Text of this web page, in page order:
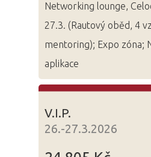
Networking lounge,
27.3. (Rautový oběd, 4
mentoring); Expo zóna;
aplikace
V.I.P.
26.-27.3.2026